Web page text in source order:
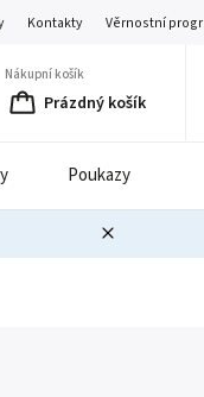
Kontakty Věrnostní
Nákupní košík
Prázdný košík
Poukazy